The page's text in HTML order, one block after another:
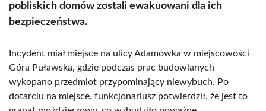
pobliskich domów zostali ewakuowani dla ich
bezpieczeństwa.
Incydent miał miejsce na ulicy Adamówka w miejscowości
Góra Puławska, gdzie podczas prac budowlanych
wykopano przedmiot przypominający niewybuch. Po
dotarciu na miejsce, funkcjonariusz potwierdził, że jest to